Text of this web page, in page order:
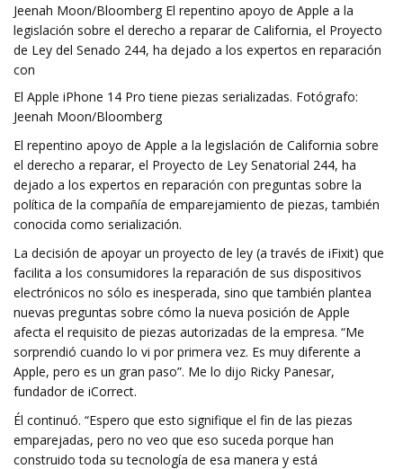
Jeenah Moon/Bloomberg El repentino apoyo de Apple a la
legislación sobre el derecho a reparar de California, el Proyecto
de Ley del Senado 244, ha dejado a los expertos en reparación
con
El Apple iPhone 14 Pro tiene piezas serializadas. Fotógrafo:
Jeenah Moon/Bloomberg
El repentino apoyo de Apple a la legislación de California sobre
el derecho a reparar, el Proyecto de Ley Senatorial 244, ha
dejado a los expertos en reparación con preguntas sobre la
política de la compañía de emparejamiento de piezas, también
conocida como serialización.
La decisión de apoyar un proyecto de ley (a través de iFixit) que
facilita a los consumidores la reparación de sus dispositivos
electrónicos no sólo es inesperada, sino que también plantea
nuevas preguntas sobre cómo la nueva posición de Apple
afecta el requisito de piezas autorizadas de la empresa. “Me
sorprendió cuando lo vi por primera vez. Es muy diferente a
Apple, pero es un gran paso”. Me lo dijo Ricky Panesar,
fundador de iCorrect.
Él continuó. “Espero que esto signifique el fin de las piezas
emparejadas, pero no veo que eso suceda porque han
construido toda su tecnología de esa manera y está